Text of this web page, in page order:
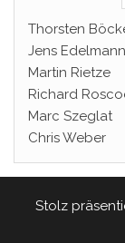
Thorsten
Jens Edelmann
Martin Rietze
Richard
Marc Szeglat
Chris Weber
Stolz